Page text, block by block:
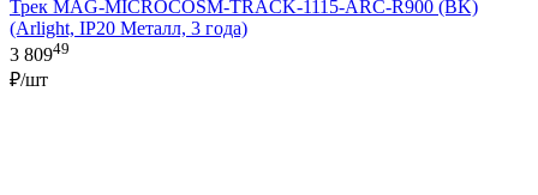
Трек MAG-MICROCOSM-TRACK-1115-ARC-R900 (BK)
(Arlight, IP20 Металл, 3 года)
3 80949
₽/шт